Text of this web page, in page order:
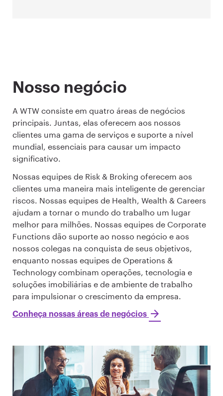
Nosso negócio
A WTW consiste em quatro áreas de negócios
principais. Juntas, elas oferecem aos nossos
clientes uma gama de serviços e suporte a nível
mundial, essenciais para causar um impacto
significativo.
Nossas equipes de Risk & Broking oferecem aos
clientes uma maneira mais inteligente de gerenciar
riscos. Nossas equipes de Health, Wealth & Careers
ajudam a tornar o mundo do trabalho um lugar
melhor para milhões. Nossas equipes de Corporate
Functions dão suporte ao nosso negócio e aos
nossos colegas na conquista de seus objetivos,
enquanto nossas equipes de Operations &
Technology combinam operações, tecnologia e
soluções imobiliárias e de ambiente de trabalho
para impulsionar o crescimento da empresa.
Conheça nossas áreas de negócios